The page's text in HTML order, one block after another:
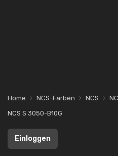
Home NCS-Farben NCS
NCS S 3050-B10G
Einloggen